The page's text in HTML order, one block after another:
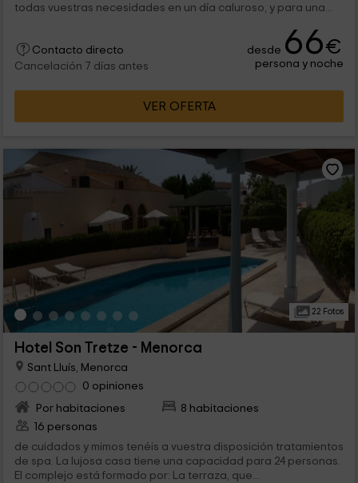
todas vuestras necesidades en un día caluroso, y para una...
Contacto directo
Cancelación 7 días antes
desde 66€
persona y noche
VER OFERTA
22 Fotos
Hotel Son Tretze - Menorca
Sant Lluís, Menorca
0 opiniones
Por habitaciones
8 habitaciones
16 personas
de cuidados y mimos tenéis a vuestra disposición tratamientos
de spa. La lujosa casa tiene una capacidad para 24 personas.
El complejo está formado por: La terraza, que...